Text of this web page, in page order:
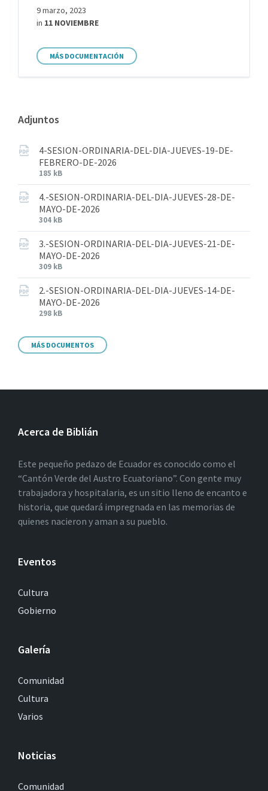
9 marzo, 2023
in 11 NOVIEMBRE
MÁS DOCUMENTACIÓN
Adjuntos
4-SESION-ORDINARIA-DEL-DIA-JUEVES-19-DE-
FEBRERO-DE-2026
185 kB
4.-SESION-ORDINARIA-DEL-DIA-JUEVES-28-DE-
MAYO-DE-2026
304 kB
3.-SESION-ORDINARIA-DEL-DIA-JUEVES-21-DE-
MAYO-DE-2026
309 kB
2.-SESION-ORDINARIA-DEL-DIA-JUEVES-14-DE-
MAYO-DE-2026
298 kB
MÁS DOCUMENTOS
Acerca de Biblián
Este pequeño pedazo de Ecuador es conocido como el
“Cantón Verde del Austro Ecuatoriano”. Con gente muy
trabajadora y hospitalaria, es un sitio lleno de encanto e
historia, que quedará impregnada en las memorias de
quienes nacieron y aman a su pueblo.
Eventos
Cultura
Gobierno
Galería
Comunidad
Cultura
Varios
Noticias
Comunidad